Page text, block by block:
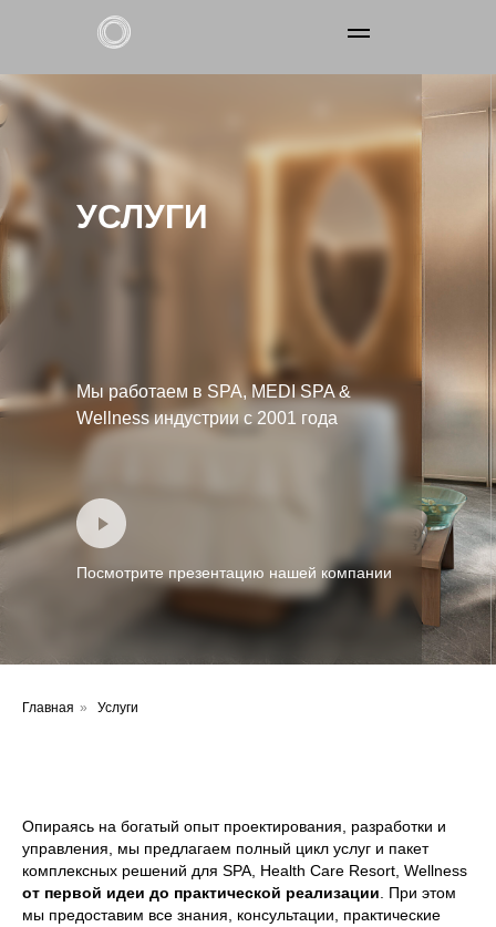
Наши услуги
Франчайзинг
УСЛУГИ
Мы работаем в SPA, MEDI SPA &
Wellness индустрии с 2001 года
Посмотрите презентацию нашей компании
Главная » Услуги
Опираясь на богатый опыт проектирования, разработки и
управления, мы предлагаем полный цикл услуг и пакет
комплексных решений для SPA, Health Care Resort, Wellness
от первой идеи до практической реализации . При этом
мы предоставим все знания, консультации, практические